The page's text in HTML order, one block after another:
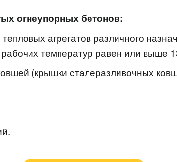
огнеупорных бетонов:
агрегатов различного
рабочих температур равен или выше
(крышки сталеразливочных